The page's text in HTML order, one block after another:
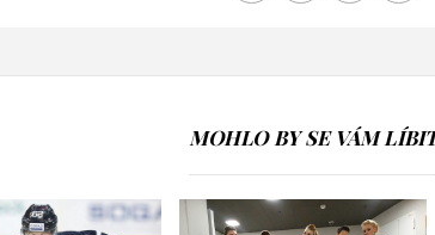
MOHLO BY SE VÁM